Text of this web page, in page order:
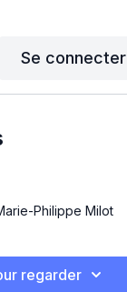
Se connecter
Philippe Milot
regarder